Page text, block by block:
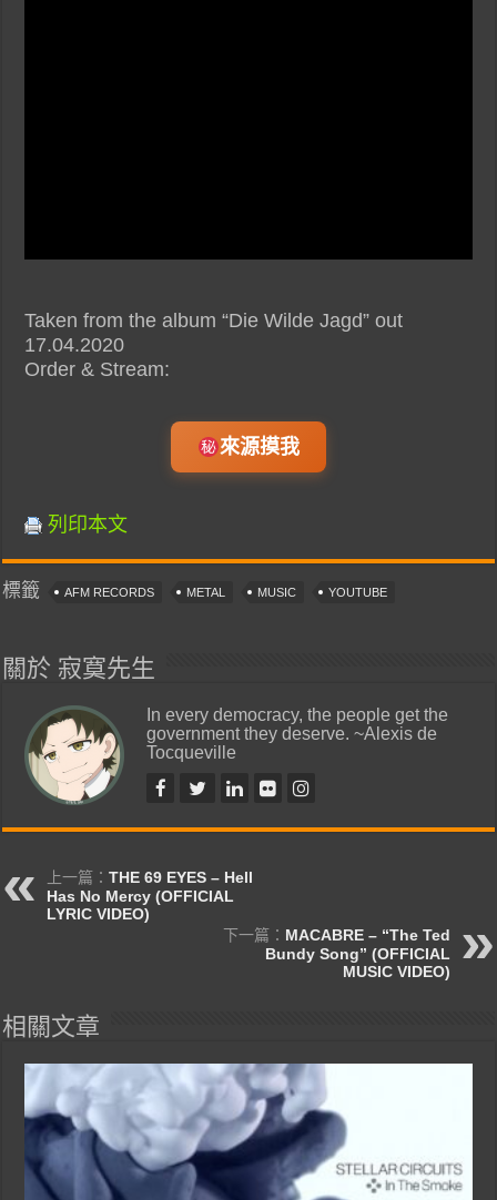
Taken from the album “Die Wilde Jagd” out
17.04.2020
Order & Stream:
來源摸我
列印本文
標籤 AFM RECORDS METAL MUSIC YOUTUBE
關於 寂寞先生
In every democracy, the people get the
government they deserve. ~Alexis de
Tocqueville
上一篇：THE 69 EYES – Hell
Has No Mercy (OFFICIAL
LYRIC VIDEO)
下一篇： MACABRE – “The Ted
Bundy Song” (OFFICIAL
MUSIC VIDEO)
相關文章